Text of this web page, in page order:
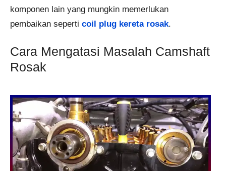
komponen lain yang mungkin memerlukan
pembaikan seperti coil plug kereta rosak.
Cara Mengatasi Masalah Camshaft
Rosak